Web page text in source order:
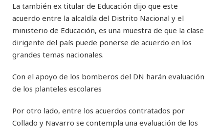
La también ex titular de Educación dijo que este
acuerdo entre la alcaldía del Distrito Nacional y el
ministerio de Educación, es una muestra de que la clase
dirigente del país puede ponerse de acuerdo en los
grandes temas nacionales.
Con el apoyo de los bomberos del DN harán evaluación
de los planteles escolares
Por otro lado, entre los acuerdos contratados por
Collado y Navarro se contempla una evaluación de los